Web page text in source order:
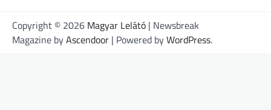
Copyright © 2026 Magyar Lelátó | Newsbreak
Magazine byAscendoor | Powered byWordPress.